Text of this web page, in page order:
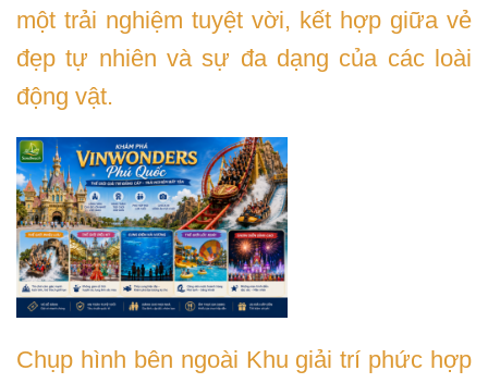
một trải nghiệm tuyệt vời, kết hợp giữa vẻ
đẹp tự nhiên và sự đa dạng của các loài
động vật.
Chụp hình bên ngoài Khu giải trí phức hợp